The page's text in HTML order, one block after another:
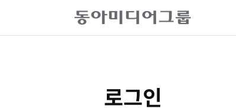
로그인